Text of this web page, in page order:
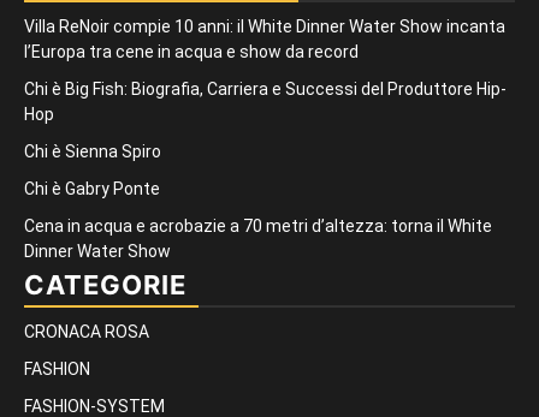
Villa ReNoir compie 10 anni: il White Dinner Water Show incanta
l’Europa tra cene in acqua e show da record
Chi è Big Fish: Biografia, Carriera e Successi del Produttore Hip-
Hop
Chi è Sienna Spiro
Chi è Gabry Ponte
Cena in acqua e acrobazie a 70 metri d’altezza: torna il White
Dinner Water Show
CATEGORIE
CRONACA ROSA
FASHION
FASHION-SYSTEM